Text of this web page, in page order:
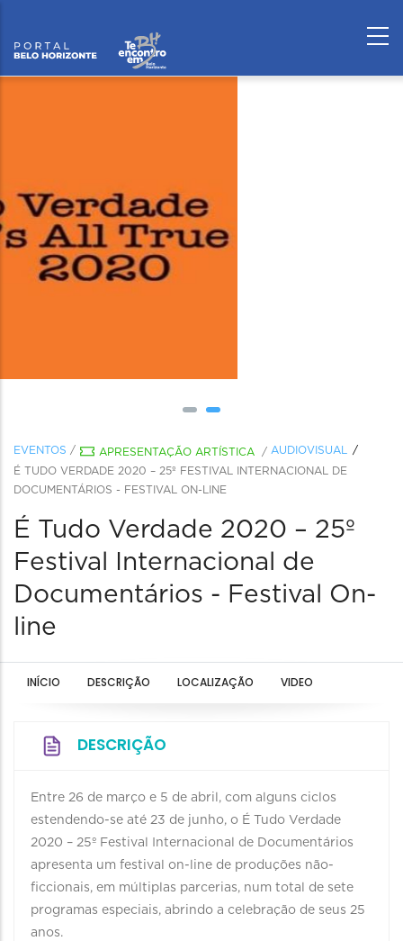
EVENTOS / APRESENTAÇÃO ARTÍSTICA / AUDIOVISUAL
É TUDO VERDADE 2020 – 25º FESTIVAL INTERNACIONAL DE
DOCUMENTÁRIOS - FESTIVAL ON-LINE
É Tudo Verdade 2020 – 25º
Festival Internacional de
Documentários - Festival On-
line
INÍCIO DESCRIÇÃO LOCALIZAÇÃO VIDEO
DESCRIÇÃO
Entre 26 de março e 5 de abril, com alguns ciclos
estendendo-se até 23 de junho, o É Tudo Verdade
2020 – 25º Festival Internacional de Documentários
apresenta um festival on-line de produções não-
ficcionais, em múltiplas parcerias, num total de sete
programas especiais, abrindo a celebração de seus 25
anos.